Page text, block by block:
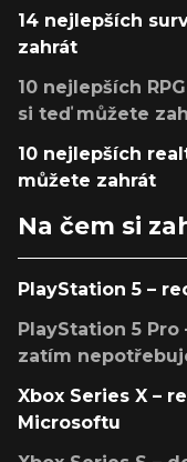
14 nejlepších
zahrát
10 nejlepších
si teď můžete
10 nejlepších
můžete zahrát
Na čem si
PlayStation 5 –
PlayStation 5
zatím
Xbox Series X –
Microsoftu